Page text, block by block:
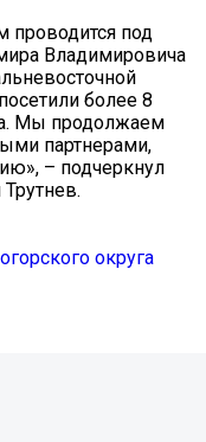
проводится под
Владимировича
более 8
Мы продолжаем
партнерами,
– подчеркнул
округа